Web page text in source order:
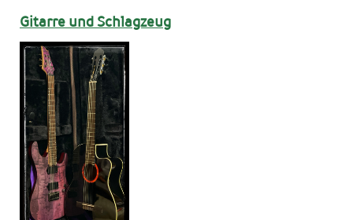
Gitarre und Schlagzeug